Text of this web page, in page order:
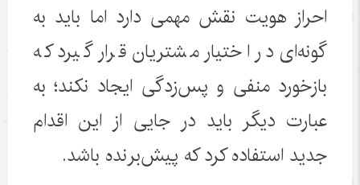
احراز هویت نقش مهمی دارد اما باید به
گونه‌ای در اختیار مشتریان قرار گیرد که
بازخورد منفی و پس‌زدگی ایجاد نکند؛ به
عبارت دیگر باید در جایی از این اقدام
جدید استفاده کرد که پیش‌برنده باشد.